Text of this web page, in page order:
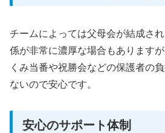
チームによっては父母会が結成さ
係が非常に濃厚な場合もあります
くみ当番や祝勝会などの保護者の
ないので安心です。
安心のサポート体制